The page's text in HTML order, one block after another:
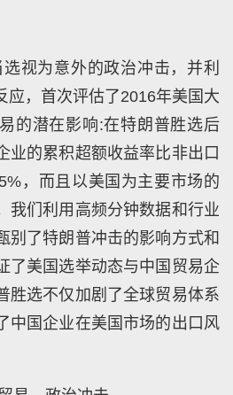
视为意外的政治冲击，并利
应，首次评估了2016年美国大
的潜在影响:在特朗普胜选后
业的累积超额收益率比非出口
，而且以美国为主要市场的
我们利用高频分钟数据和行业
别了特朗普冲击的影响方式和
了美国选举动态与中国贸易企
胜选不仅加剧了全球贸易体系
中国企业在美国市场的出口风